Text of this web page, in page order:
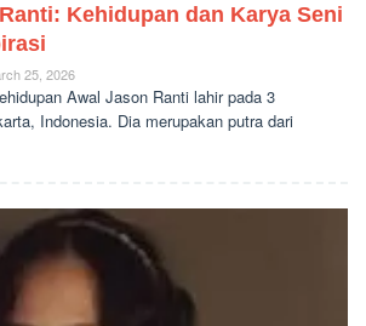
Kehidupan dan Karya Seni
25, 2026
Awal Jason Ranti lahir pada 3
Indonesia. Dia merupakan putra dari